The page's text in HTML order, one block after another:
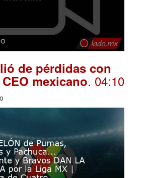
de pérdidas con
mexicano. 04:10